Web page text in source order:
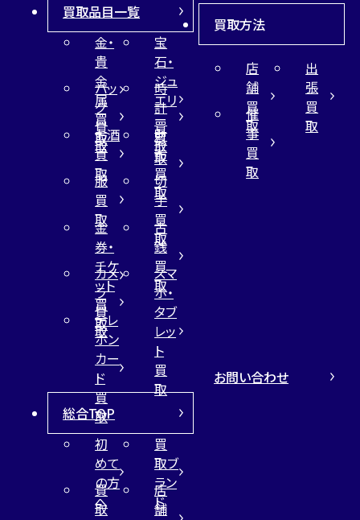
買取品目一覧
金・
貴
金
属
買
取
宝
石・
ジュ
エリ
ー
買
取
バッ
グ
買
取
時
計
買
取
お酒
買
取
財
布
買
取
服
買
取
切
手
買
取
金
券・
チケ
ット
買
取
古
銭
買
取
カメ
ラ
買
取
スマ
ホ・
タブ
レッ
ト
買
取
テレ
ホン
カー
ド
買
取
買取方法
店
舗
買
取
出
張
買
取
催
事
買
取
総合TOP
初
めて
の方
へ
買
取ブ
ラン
ド
買
取
店
舗
お問い合わせ